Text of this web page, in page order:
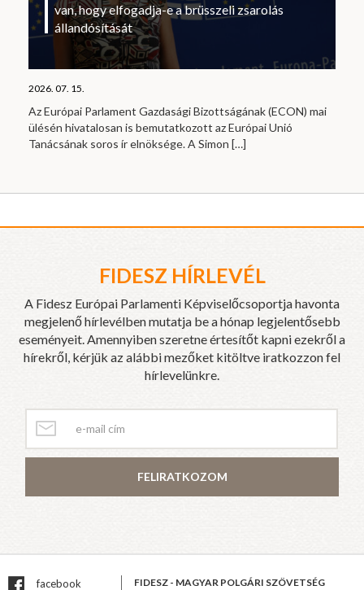
van, hogy elfogadja-e a brüsszeli zsarolás
állandósítását
2026. 07. 15.
Az Európai Parlament Gazdasági Bizottságának (ECON) mai
ülésén hivatalosan is bemutatkozott az Európai Unió
Tanácsának soros ír elnöksége. A Simon […]
FIDESZ HÍRLEVÉL
A Fidesz Európai Parlamenti Képviselőcsoportja havonta
megjelenő hírlevélben mutatja be a hónap legjelentősebb
eseményeit. Amennyiben szeretne értesítőt kapni ezekről a
hírekről, kérjük az alábbi mezőket kitöltve iratkozzon fel
hírlevelünkre.
FELIRATKOZOM
facebook
FIDESZ - MAGYAR POLGÁRI SZÖVETSÉG